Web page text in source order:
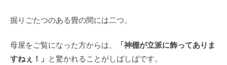
掘りごたつのある畳の間には二つ。
母屋をご覧になった方からは、
「神棚が立派に飾ってありま
すねぇ！」 と驚かれることがしばしばです。